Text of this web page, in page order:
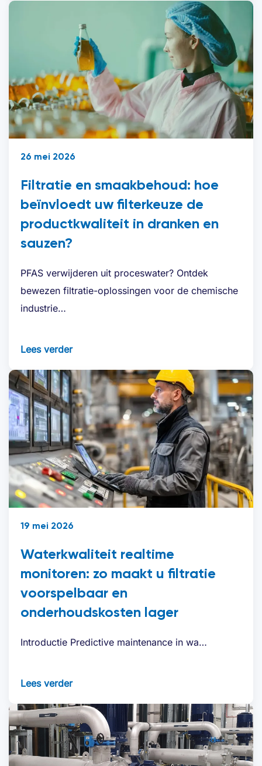
26 mei 2026
Filtratie en smaakbehoud: hoe
beïnvloedt uw filterkeuze de
productkwaliteit in dranken en
sauzen?
PFAS verwijderen uit proceswater? Ontdek
bewezen filtratie-oplossingen voor de chemische
industrie…
Lees verder
19 mei 2026
Waterkwaliteit realtime
monitoren: zo maakt u filtratie
voorspelbaar en
onderhoudskosten lager
Introductie Predictive maintenance in wa…
Lees verder